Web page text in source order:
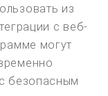
из
с веб-
могут
безопасным